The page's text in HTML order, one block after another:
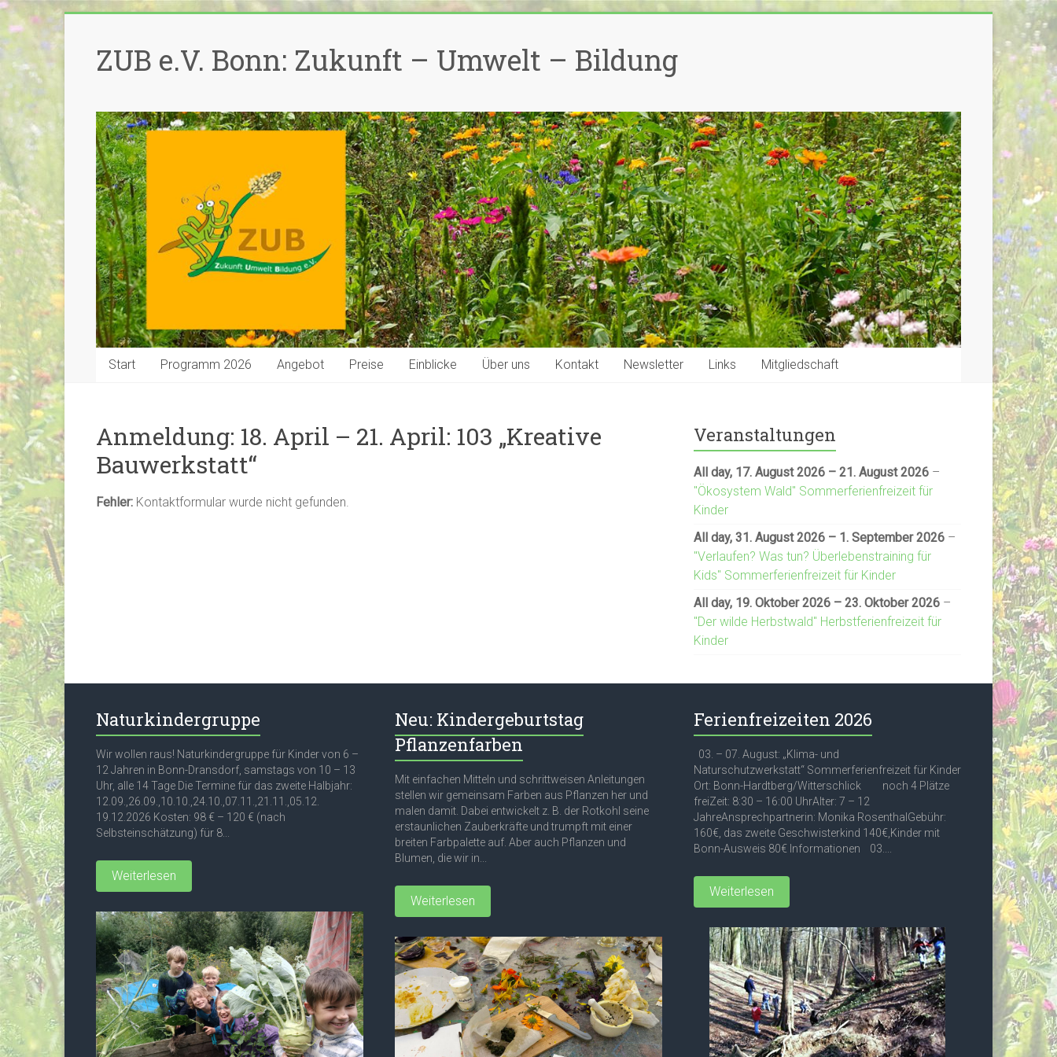
Inhalt
springenZUB e.V. Bonn: Zukunft – Umwelt – Bildung
Start Programm 2026 Angebot Preise Einblicke Über uns Kontakt Newsletter Links Mitgliedschaft
Anmeldung: 18. April – 21. April: 103 „Kreative
Bauwerkstatt“
Fehler: Kontaktformular wurde nicht gefunden.
Veranstaltungen
All day, 17. August 2026 – 21. August 2026 –
"Ökosystem Wald" Sommerferienfreizeit für
Kinder
All day,31. August 2026 – 1. September 2026 –
"Verlaufen? Was tun? Überlebenstraining für
Kids" Sommerferienfreizeit für Kinder
All day, 19. Oktober 2026 – 23. Oktober 2026 –
"Der wilde Herbstwald" Herbstferienfreizeit für
Kinder
Naturkindergruppe
Wir wollen raus! Naturkindergruppe für Kinder von 6 –
12 Jahren in Bonn-Dransdorf, samstags von 10 – 13
Uhr, alle 14 Tage Die Termine für das zweite Halbjahr:
12.09.,26.09.,10.10.,24.10.,07.11.,21.11.,05.12.
19.12.2026 Kosten: 98 € – 120 € (nach
Selbsteinschätzung) für 8...
Weiterlesen
Neu: Kindergeburtstag
Pflanzenfarben
Mit einfachen Mitteln und schrittweisen Anleitungen
stellen wir gemeinsam Farben aus Pflanzen her und
malen damit. Dabei entwickelt z. B. der Rotkohl seine
erstaunlichen Zauberkräfte und trumpft mit einer
breiten Farbpalette auf. Aber auch Pflanzen und
Blumen, die wir in...
Weiterlesen
Ferienfreizeiten 2026
03. – 07. August: „Klima- und
Naturschutzwerkstatt“ Sommerferienfreizeit für Kinder
Ort: Bonn-Hardtberg/Witterschlick noch 4 Plätze
freiZeit: 8:30 – 16:00 UhrAlter: 7 – 12
JahreAnsprechpartnerin: Monika RosenthalGebühr:
160€, das zweite Geschwisterkind 140€,Kinder mit
Bonn-Ausweis 80€ Informationen 03....
Weiterlesen